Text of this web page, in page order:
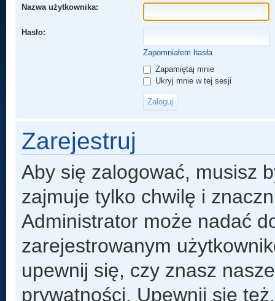
Nazwa użytkownika:
Hasło:
Zapomniałem hasła
Zapamiętaj mnie
Ukryj mnie w tej sesji
Zarejestruj
Aby się zalogować, musisz
zajmuje tylko chwilę i
Administrator może nadać
zarejestrowanym
upewnij się, czy znasz
prywatności. Upewnij się